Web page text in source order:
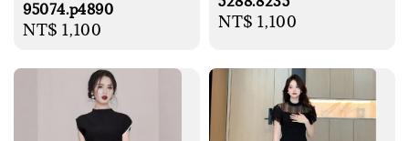
95074.p4890
Regular
NT$ 1,100
Regular
NT$ 1,100